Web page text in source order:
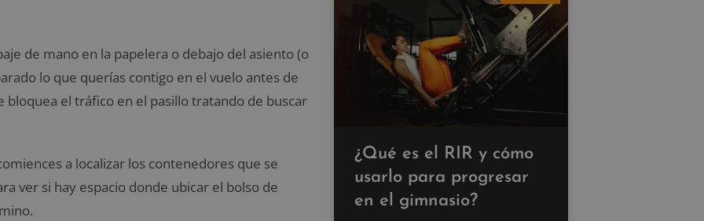
de mano en la papelera o debajo del asiento (o
lo que querías contigo en el vuelo antes de
bloquea el tráfico en el pasillo tratando de buscar
a localizar los contenedores que se
ver si hay espacio donde ubicar el bolso de
¿Qué es el RIR y cómo
usarlo para progresar
en el gimnasio?